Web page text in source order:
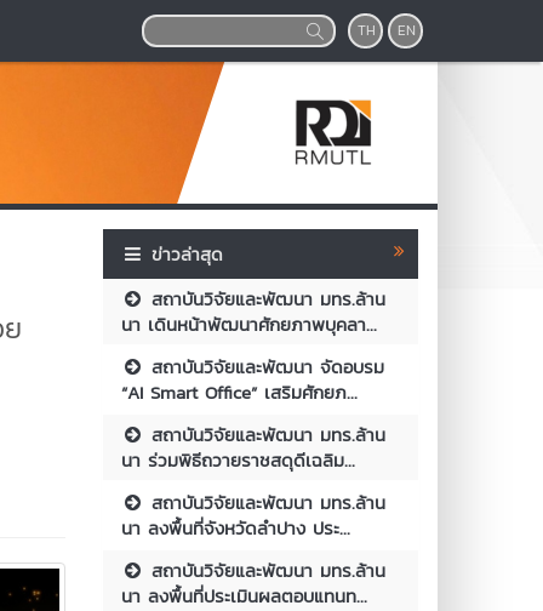
TH EN
ข่าวล่าสุด
สถาบันวิจัยและพัฒนา มทร.ล้าน
นา เดินหน้าพัฒนาศักยภาพบุคลา...
สถาบันวิจัยและพัฒนา จัดอบรม
“AI Smart Office” เสริมศักยภ...
สถาบันวิจัยและพัฒนา มทร.ล้าน
นา ร่วมพิธีถวายราชสดุดีเฉลิม...
สถาบันวิจัยและพัฒนา มทร.ล้าน
นา ลงพื้นที่จังหวัดลำปาง ประ...
สถาบันวิจัยและพัฒนา มทร.ล้าน
นา ลงพื้นที่ประเมินผลตอบแทนท...